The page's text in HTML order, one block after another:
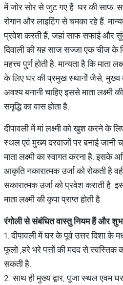
में जोर सोर से जुट गए हैं. घर की साफ-
रोगान और लाइटिंग से चमका रहे हैं.
प्रवेश करती हैं, जहां साफ सफाई और
दिवाली की यह साज सज्जा एक चीज के
महत्त्व पुर्ण होती है. मान्यता है कि माता
के लिए घर की प्रमुख स्थानों जैसे, मुख्य
अवश्य बनानी चाहिए इससे माता
समृद्धि का वास होता है.
दीपावली में मां लक्ष्मी को खुश करने के
स्थल एवं मुख्य दरवाजों पर बनाई जानी
माता लक्ष्मी का स्वागत करना है. इसके
आकृति नकारात्मक उर्जा को रोकती है
सकारात्मक उर्जा को प्रवेश कराती
माता लक्ष्मी की कृपा प्राप्त होती है.
रंगोलीसेसंबंधितवास्तुनियमहैंऔरशुभ
1. दीपावली में घर के पूर्व उत्तर दिशा
फूलो ,हरे भरे पत्तों की मदद से स्वस्तिक
सकती है.
2. साथ ही मुख्य द्वार, पूजा स्थल एवम